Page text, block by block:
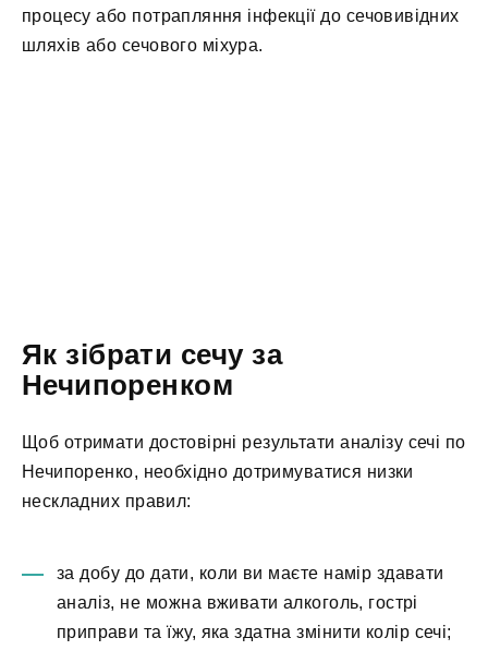
процесу або потрапляння інфекції до сечовивідних
шляхів або сечового міхура.
Як зібрати сечу за
Нечипоренком
Щоб отримати достовірні результати аналізу сечі по
Нечипоренко, необхідно дотримуватися низки
нескладних правил:
за добу до дати, коли ви маєте намір здавати
аналіз, не можна вживати алкоголь, гострі
приправи та їжу, яка здатна змінити колір сечі;